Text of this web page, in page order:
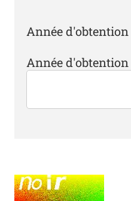
Année d'obtention
Année d'obtention
Champ pour les